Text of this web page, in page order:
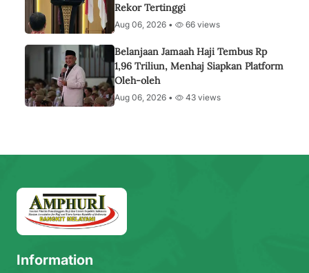
Rekor Tertinggi
Aug 06, 2026 • 66 views
Belanjaan Jamaah Haji Tembus Rp
1,96 Triliun, Menhaj Siapkan Platform
Oleh-oleh
Aug 06, 2026 • 43 views
Information